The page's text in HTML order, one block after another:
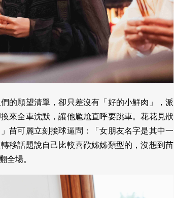
的願望清單，卻只差沒有「好的小鮮肉」，派
來全車沈默，讓他尷尬直呼要跳車。花花見狀
苗可麗立刻接球逼問：「女朋友名字是其中一
移話題說自己比較喜歡姊姊類型的，沒想到苗
全場。